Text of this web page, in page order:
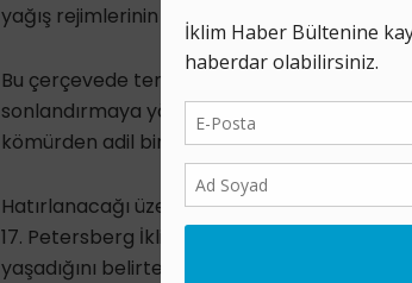
yağış rejimlerinin zayıflaması ve bazı
Bu çerçevede temsilciler, iklim zirvesine
sonlandırmaya yönelik küresel çabalara
kömürden adil bir çıkış takvimi açıklamak
Hatırlanacağı üzere Çevre, Şehircilik ve
17. Petersberg İklim Diyaloğu’nun açılış
yaşadığını belirterek bu sürecin, “fosil